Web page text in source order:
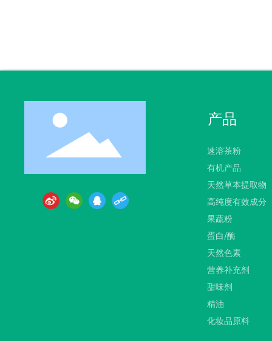
产品
速溶茶粉
有机产品
天然草本提取物
高纯度有效成分
果蔬粉
蛋白/酶
天然色素
营养补充剂
甜味剂
精油
化妆品原料